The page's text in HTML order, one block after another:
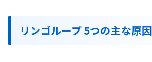
リンゴループ 5つの主な原因